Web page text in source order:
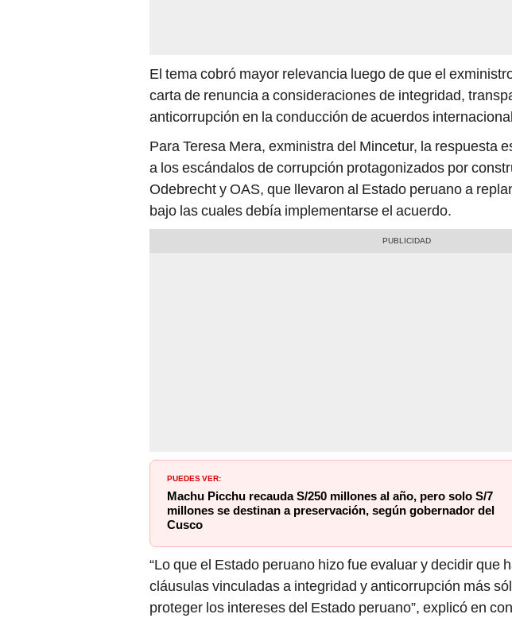
El tema cobró mayor relevancia luego de que el
carta de renuncia a consideraciones de integridad,
anticorrupción en la conducción de acuerdos
Para Teresa Mera, exministra del Mincetur, la respuesta
a los escándalos de corrupción protagonizados por
Odebrecht y OAS, que llevaron al Estado peruano a
bajo las cuales debía implementarse el acuerdo.
PUEDES VER:
Machu Picchu recauda S/250 millones al año, pero solo S/7
millones se destinan a preservación, según gobernador del
Cusco
“Lo que el Estado peruano hizo fue evaluar y decidir que
cláusulas vinculadas a integridad y anticorrupción más
proteger los intereses del Estado peruano”, explicó en